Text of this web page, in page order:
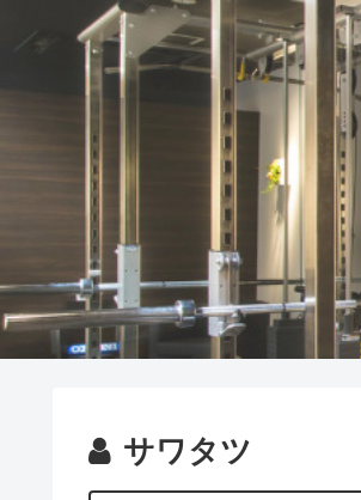
サワタツ